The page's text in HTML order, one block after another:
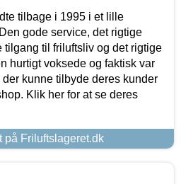
tilbage i 1995 i et lille
gode service, det rigtige
tilgang til friluftsliv og det rigtige
hurtigt voksede og faktisk var
kunne tilbyde deres kunder
Klik her for at se deres
på Friluftslageret.dk